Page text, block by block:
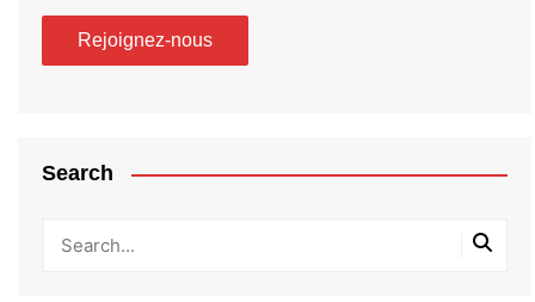
Search